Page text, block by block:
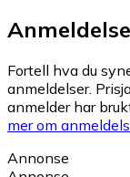
Fortell hva du
anmeldelser.
anmelder har
mer om
Annonse